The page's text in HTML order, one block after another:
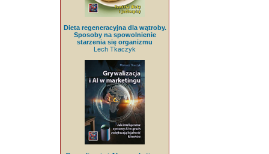
Dieta regeneracyjna dla wątroby.
Sposoby na spowolnienie
starzenia się organizmu
Lech Tkaczyk